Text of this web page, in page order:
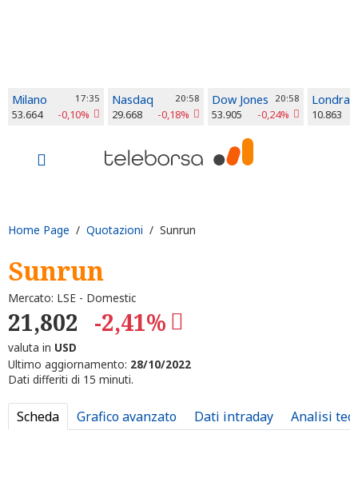
Milano 17:35
53.664 -0,10%
Nasdaq 20:58
29.668 -0,18%
Dow Jones 20:58
53.905 -0,24%
Londra
10.863
Home Page / Quotazioni / Sunrun
Sunrun
Mercato: LSE - Domestic
21,802 -2,41%
valuta in USD
Ultimo aggiornamento: 28/10/2022
Dati differiti di 15 minuti.
Scheda Grafico avanzato Dati intraday Analisi